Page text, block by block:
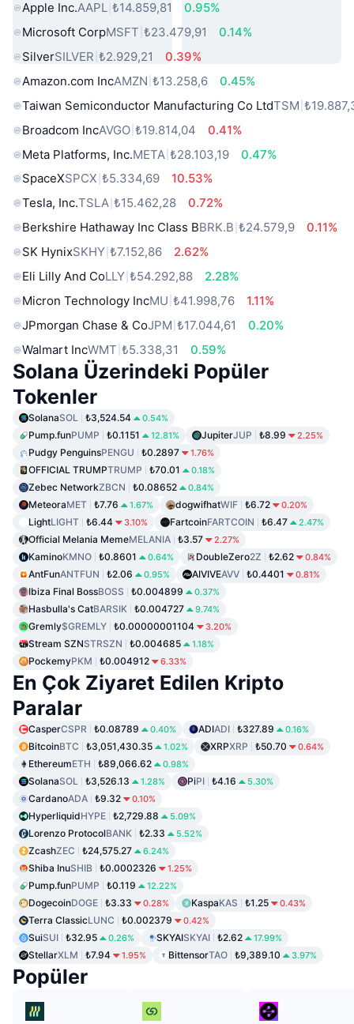
Apple Inc.AAPL ₺14.859,81
0.95%
Microsoft CorpMSFT ₺23.479,91
0.14%
SilverSILVER ₺2.929,21
0.39%
Amazon.com IncAMZN ₺13.258,6
0.45%
Taiwan Semiconductor Manufacturing Co LtdTSM
Broadcom IncAVGO ₺19.814,04
0.41%
Meta Platforms, Inc.META ₺28.103,19
0.47%
SpaceXSPCX ₺5.334,69
10.53%
Tesla, Inc.TSLA ₺15.462,28
0.72%
Berkshire Hathaway Inc Class BBRK.B ₺24.579,9
0.11%
SK HynixSKHY ₺7.152,86
2.62%
Eli Lilly And CoLLY ₺54.292,88
2.28%
Micron Technology IncMU ₺41.998,76
1.11%
JPmorgan Chase & CoJPM ₺17.044,61
0.20%
Walmart IncWMT ₺5.338,31 0.59%
Solana Üzerindeki Popüler
Tokenler
SolanaSOL ₺3,524.54 0.54%
Pump.funPUMP ₺0.1151 12.81% JupiterJUP ₺8.99 2.25%
Pudgy PenguinsPENGU ₺0.2897 1.76%
OFFICIAL TRUMPTRUMP ₺70.01 0.18%
Zebec NetworkZBCN ₺0.08652 0.84%
MeteoraMET ₺7.76 1.67% dogwifhatWIF ₺6.72 0.20%
LightLIGHT ₺6.44 3.10% FartcoinFARTCOIN ₺6.47 2.47%
Official Melania MemeMELANIA ₺3.57 2.27%
KaminoKMNO ₺0.8601 0.64% DoubleZero2Z ₺2.62 0.84%
AntFunANTFUN ₺2.06 0.95% AIVIVEAVV ₺0.4401 0.81%
Ibiza Final BossBOSS ₺0.004899 0.37%
Hasbulla's CatBARSIK ₺0.004727 9.74%
Gremly$GREMLY ₺0.00000001104 3.20%
Stream SZNSTRSZN ₺0.004685 1.18%
PockemyPKM ₺0.004912 6.33%
En Çok Ziyaret Edilen Kripto
Paralar
CasperCSPR ₺0.08789 0.40% ADIADI ₺327.89 0.16%
BitcoinBTC ₺3,051,430.35 1.02% XRPXRP ₺50.70 0.64%
EthereumETH ₺89,066.62 0.98%
SolanaSOL ₺3,526.13 1.28% PiPI ₺4.16 5.30%
CardanoADA ₺9.32 0.10%
HyperliquidHYPE ₺2,729.88 5.09%
Lorenzo ProtocolBANK ₺2.33 5.52%
ZcashZEC ₺24,575.27 6.24%
Shiba InuSHIB ₺0.0002326 1.25%
Pump.funPUMP ₺0.119 12.22%
DogecoinDOGE ₺3.33 0.28% KaspaKAS ₺1.25 0.43%
Terra ClassicLUNC ₺0.002379 0.42%
SuiSUI ₺32.95 0.26% SKYAISKYAI ₺2.62 17.99%
StellarXLM ₺7.94 1.95% BittensorTAO ₺9,389.10 3.97%
Popüler